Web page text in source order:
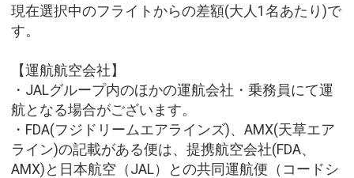
現在選択中のフライトからの差額(大人1名あたり)で
す。
【運航航空会社】
・JALグループ内のほかの運航会社・乗務員にて運
航となる場合がございます。
・FDA(フジドリームエアラインズ)、AMX(天草エア
ライン)の記載がある便は、提携航空会社(FDA、
AMX)と日本航空（JAL）との共同運航便（コードシ